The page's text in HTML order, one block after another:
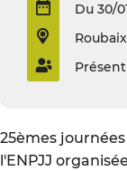
Du 30/
Roubaix
25èmes
l'ENPJJ